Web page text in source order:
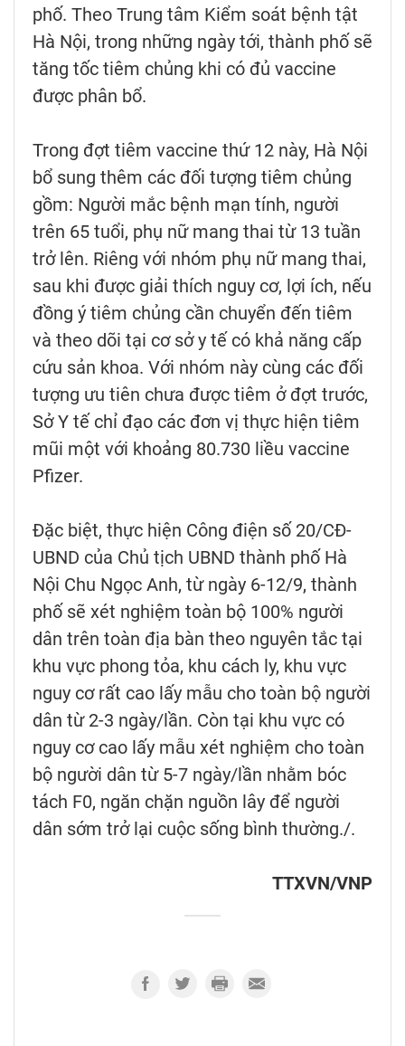
phố. Theo Trung tâm Kiểm soát bệnh tật
Hà Nội, trong những ngày tới, thành phố sẽ
tăng tốc tiêm chủng khi có đủ vaccine
được phân bổ.
Trong đợt tiêm vaccine thứ 12 này, Hà Nội
bổ sung thêm các đối tượng tiêm chủng
gồm: Người mắc bệnh mạn tính, người
trên 65 tuổi, phụ nữ mang thai từ 13 tuần
trở lên. Riêng với nhóm phụ nữ mang thai,
sau khi được giải thích nguy cơ, lợi ích, nếu
đồng ý tiêm chủng cần chuyển đến tiêm
và theo dõi tại cơ sở y tế có khả năng cấp
cứu sản khoa. Với nhóm này cùng các đối
tượng ưu tiên chưa được tiêm ở đợt trước,
Sở Y tế chỉ đạo các đơn vị thực hiện tiêm
mũi một với khoảng 80.730 liều vaccine
Pfizer.
Đặc biệt, thực hiện Công điện số 20/CĐ-
UBND của Chủ tịch UBND thành phố Hà
Nội Chu Ngọc Anh, từ ngày 6-12/9, thành
phố sẽ xét nghiệm toàn bộ 100% người
dân trên toàn địa bàn theo nguyên tắc tại
khu vực phong tỏa, khu cách ly, khu vực
nguy cơ rất cao lấy mẫu cho toàn bộ người
dân từ 2-3 ngày/lần. Còn tại khu vực có
nguy cơ cao lấy mẫu xét nghiệm cho toàn
bộ người dân từ 5-7 ngày/lần nhằm bóc
tách F0, ngăn chặn nguồn lây để người
dân sớm trở lại cuộc sống bình thường./.
TTXVN/VNP